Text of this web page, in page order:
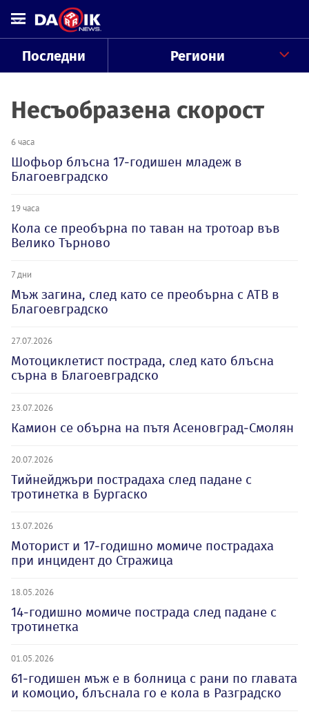
Последни Региони
Несъобразена скорост
6 часа
Шофьор блъсна 17-годишен младеж в
Благоевградско
19 часа
Кола се преобърна по таван на тротоар във
Велико Търново
7 дни
Мъж загина, след като се преобърна с АТВ в
Благоевградско
27.07.2026
Мотоциклетист пострада, след като блъсна
сърна в Благоевградско
23.07.2026
Камион се обърна на пътя Асеновград-Смолян
20.07.2026
Тийнейджъри пострадаха след падане с
тротинетка в Бургаско
13.07.2026
Моторист и 17-годишно момиче пострадаха
при инцидент до Стражица
18.05.2026
14-годишно момиче пострада след падане с
тротинетка
01.05.2026
61-годишен мъж е в болница с рани по главата
и комоцио, блъснала го е кола в Разградско